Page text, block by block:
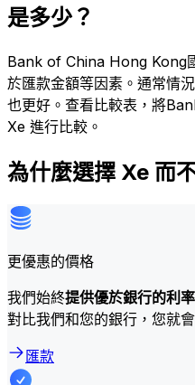
是多少？
Bank of China Hong Kong
於匯款金額等因素。通常情
也更好。查看比較表，將
Xe 進行比較。
為什麼選擇 Xe 而
更優惠的價格
我們始終提供優於銀行的利率
對比我們和您的銀行，您就
匯款